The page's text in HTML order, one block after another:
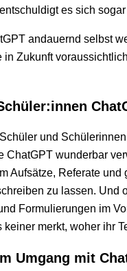
es sich
andauernd selbst
in Zukunft
und Schülerinnen
ChatGPT wunderbar
Aufsätze, Referate und
zu lassen. Und
Formulierungen im
merkt, woher ihr
Umgang mit